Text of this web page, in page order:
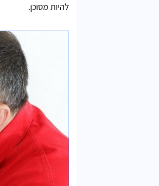
להיות מסוכן.